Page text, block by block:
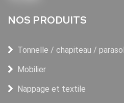
NOS PRODUITS
Tonnelle / chapiteau / parasol
Mobilier
Nappage et textile